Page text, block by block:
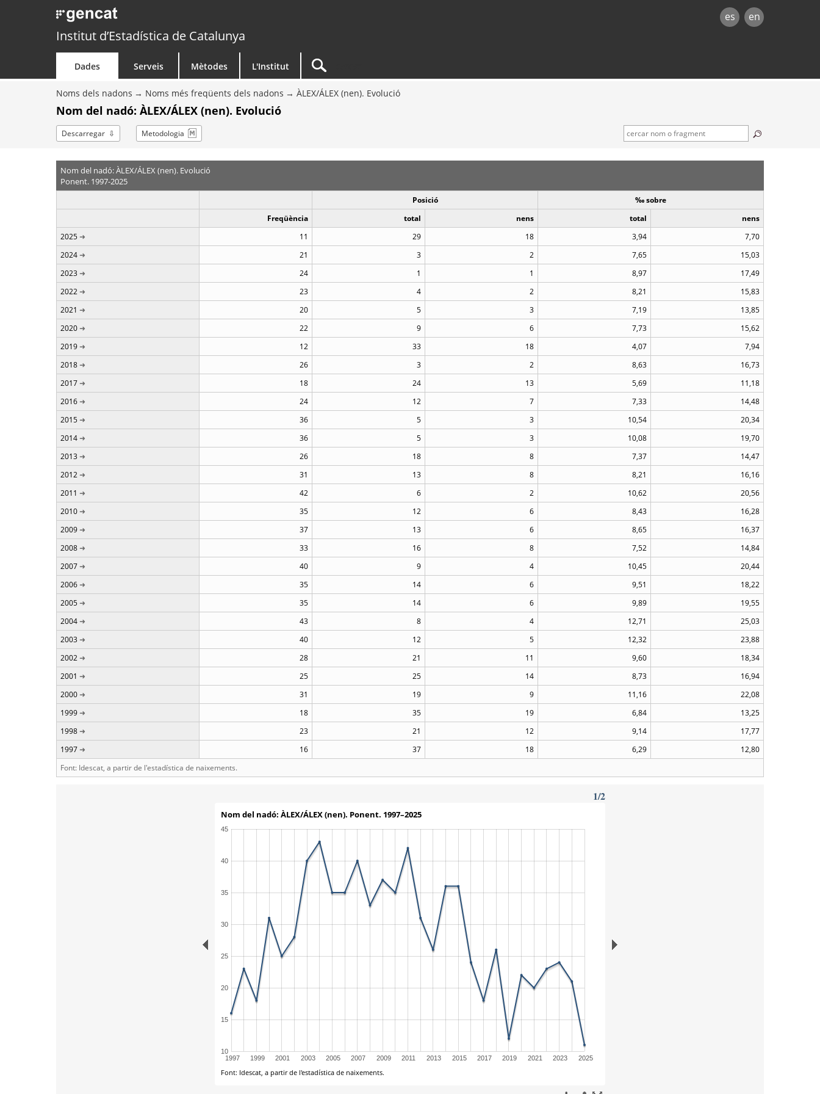
es en
Institut d’Estadística de Catalunya
Dades Serveis Mètodes L'Institut
Noms dels nadons Noms més freqüents dels nadons ÀLEX/ÁLEX (nen). Evolució
Nom del nadó: ÀLEX/ÁLEX (nen). Evolució
Descarregar Metodologia
Nom del nadó: ÀLEX/ÁLEX (nen). Evolució
Ponent. 1997-2025
Posició
‰ sobre
Freqüència
total nens total
nens
2025
11 29 18 3,94
7,70
2024
21 3 2 7,65
15,03
2023
24 1 1 8,97
17,49
2022
23 4 2 8,21
15,83
2021
20 5 3 7,19
13,85
2020
22 9 6 7,73
15,62
2019
12 33 18 4,07
7,94
2018
26 3 2 8,63
16,73
2017
18 24 13 5,69
11,18
2016
24 12 7 7,33
14,48
2015
36 5 3 10,54
20,34
2014
36 5 3 10,08
19,70
2013
26 18 8 7,37
14,47
2012
31 13 8 8,21
16,16
2011
42 6 2 10,62
20,56
2010
35 12 6 8,43
16,28
2009
37 13 6 8,65
16,37
2008
33 16 8 7,52
14,84
2007
40 9 4 10,45
20,44
2006
35 14 6 9,51
18,22
2005
35 14 6 9,89
19,55
2004
43 8 4 12,71
25,03
2003
40 12 5 12,32
23,88
2002
28 21 11 9,60
18,34
2001
25 25 14 8,73
16,94
2000
31 19 9 11,16
22,08
1999
18 35 19 6,84
13,25
1998
23 21 12 9,14
17,77
1997
16 37 18 6,29
12,80
Font: Idescat, a partir de l'estadística de naixements.